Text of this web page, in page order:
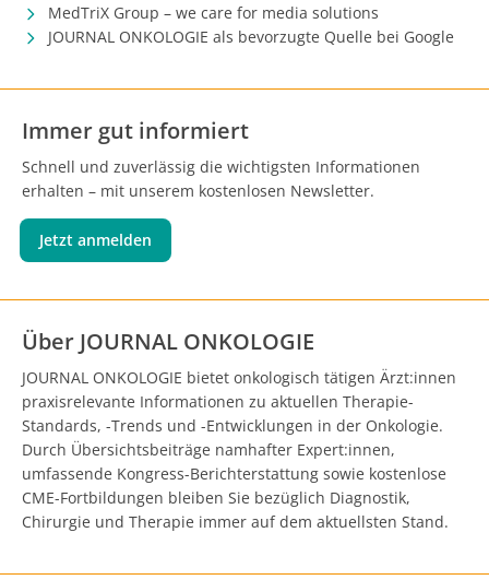
MedTriX Group – we care for media solutions
JOURNAL ONKOLOGIE als bevorzugte Quelle bei Google
Immer gut informiert
Schnell und zuverlässig die wichtigsten Informationen
erhalten – mit unserem kostenlosen Newsletter.
Jetzt anmelden
Über JOURNAL ONKOLOGIE
JOURNAL ONKOLOGIE bietet onkologisch tätigen Ärzt:innen
praxisrelevante Informationen zu aktuellen Therapie-
Standards, -Trends und -Entwicklungen in der Onkologie.
Durch Übersichtsbeiträge namhafter Expert:innen,
umfassende Kongress-Berichterstattung sowie kostenlose
CME-Fortbildungen bleiben Sie bezüglich Diagnostik,
Chirurgie und Therapie immer auf dem aktuellsten Stand.